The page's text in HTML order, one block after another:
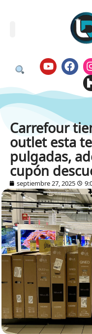
Carrefour
outlet esta
pulgadas,
cupón
septiembre 27, 2025